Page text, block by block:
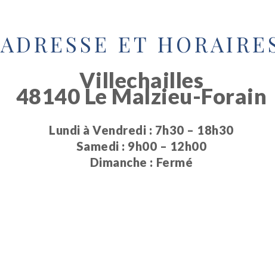
ADRESSE ET
Villechailles
48140 Le Malzieu-Forain
Lundi à Vendredi : 7h30 – 18h30
Samedi : 9h00 – 12h00
Dimanche : Fermé